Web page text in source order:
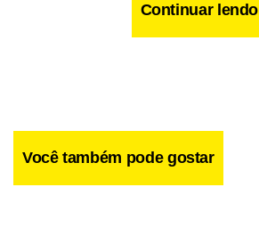
Continuar lendo
Você também pode gostar